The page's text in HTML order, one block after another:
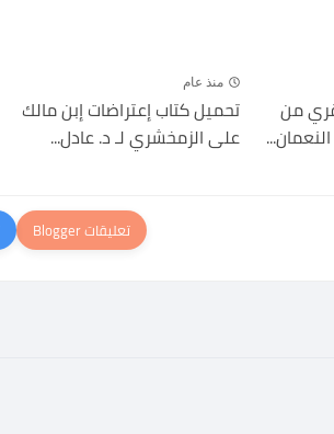
من
منذ عام
تحميل كتاب إعتراضات إبن مالك
على الزمخشري لـ د. عادل...